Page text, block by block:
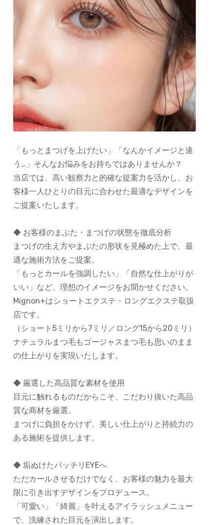
「もっとまつげを上げたい」「なんかイメージと違
う…」そんなお悩みをお持ちではありませんか？
当店では、高い観察力と的確な提案力を活かし、お
客様一人ひとりの目元に合わせた最適なデザインを
ご提案いたします。
◆ お客様のまぶた・まつげの状態を徹底分析
まつげの生え方やまぶたの形状を見極めた上で、最
適な施術方法をご提案。
「もっとカールを強調したい」「自然な仕上がりが
いい」など、理想のイメージをお聞かせください。
Mignon+はショートエクステ・ロングエクステ取扱
店です。
（ショート5ミリから7ミリ／ロング15から20ミリ）
ナチュラルまつ毛もゴージャスまつ毛も思いのまま
の仕上がりを実現いたします。
◆ 厳選した高品質な素材を使用
目元に触れるものだからこそ、こだわり抜いた高品
質な商材を厳選。
まつげに負担をかけず、美しい仕上がりと持続力の
ある施術を提供します。
◆ 垢ぬけたパッチリEYEへ
ただカールさせるだけでなく、お客様の魅力を最大
限に引き出すデザインをプロデュース。
「可愛い」「綺麗」を叶えるアイラッシュメニュー
で、洗練された目元を演出します。